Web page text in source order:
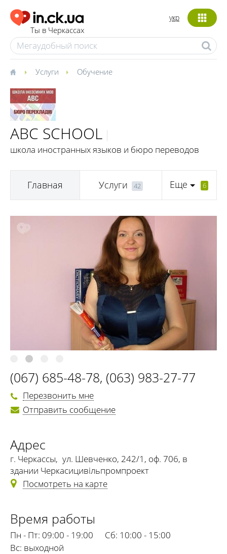
Ты в Черкассах
укр
Услуги Обучение
ABC SCHOOL
школа иностранных языков и бюро переводов
Главная Услуги 42 Еще 6
(067) 685-48-78, (063) 983-27-77
Перезвонить мне
Отправить сообщение
Адрес
г. Черкассы, ул. Шевченко, 242/1, оф. 706, в
здании Черкасицивільпромпроект
Посмотреть на карте
Время работы
Пн - Пт: 09:00 - 19:00 Сб: 10:00 - 15:00
Вс: выходной